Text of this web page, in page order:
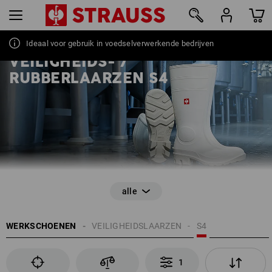
Ideaal voor gebruik in voedselverwerkende bedrijven
VEILIGHEIDS- /
RUBBERLAARZEN S4
Antislip
Energie-absorberende vermogen in de hiel (E)
WERKSCHOENEN S4
VEILIGHEIDSLAARZEN
1
1